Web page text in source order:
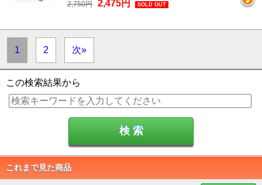
2,750円 2,475円 SOLD OUT
1 2 次»
この検索結果から
これまで見た商品